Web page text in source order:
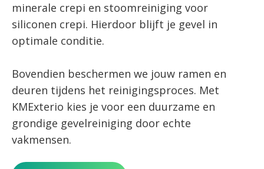
minerale crepi en stoomreiniging voor
siliconen crepi. Hierdoor blijft je gevel in
optimale conditie.
Bovendien beschermen we jouw ramen en
deuren tijdens het reinigingsproces. Met
KMExterio kies je voor een duurzame en
grondige gevelreiniging door echte
vakmensen.